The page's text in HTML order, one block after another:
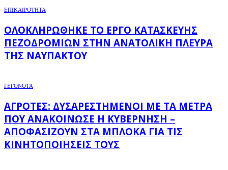
ΕΠΙΚΑΙΡΟΤΗΤΑ
ΟΛΟΚΛΗΡΏΘΗΚΕ ΤΟ ΈΡΓΟ ΚΑΤΑΣΚΕΥΉΣ
ΠΕΖΟΔΡΟΜΊΩΝ ΣΤΗΝ ΑΝΑΤΟΛΙΚΉ ΠΛΕΥΡΆ
ΤΗΣ ΝΑΥΠΆΚΤΟΥ
ΓΕΓΟΝΟΤΑ
ΑΓΡΌΤΕΣ: ΔΥΣΑΡΕΣΤΗΜΈΝΟΙ ΜΕ ΤΑ ΜΈΤΡΑ
ΠΟΥ ΑΝΑΚΟΊΝΩΣΕ Η ΚΥΒΈΡΝΗΣΗ –
ΑΠΟΦΑΣΊΖΟΥΝ ΣΤΑ ΜΠΛΌΚΑ ΓΙΑ ΤΙΣ
ΚΙΝΗΤΟΠΟΙΉΣΕΙΣ ΤΟΥΣ